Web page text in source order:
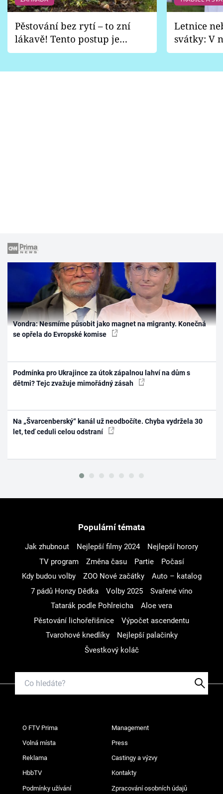
Pěstování bez rytí – to zní
lákavě! Tento postup je
vhodný jen pro některé
Letnice
svátky: V
pondělí
Vondra: Nesmíme působit jako magnet na migranty. Konečná
se opřela do Evropské komise
Podmínka pro Ukrajince za útok zápalnou lahví na dům s
dětmi? Tejc zvažuje mimořádný zásah
Na „Švarcenberský“ kanál už neodbočíte. Chyba vydržela 30
let, teď ceduli celou odstraní
Populární témata
Jak zhubnout Nejlepší filmy 2024
Nejlepší horory
TV program
Změna času Partie
Počasí
Kdy budou volby
ZOO Nové začátky
Auto – katalog
7 pádů Honzy Dědka
Volby 2025
Svařené víno
Tatarák podle Pohlreicha
Aloe vera
Pěstování lichořeřišnice
Výpočet ascendentu
Tvarohové knedlíky
Nejlepší palačinky
Švestkový koláč
O FTV Prima Management
Volná místa Press
Reklama Castingy a výzvy
HbbTV Kontakty
Podmínky užívání Zpracování osobních údajů